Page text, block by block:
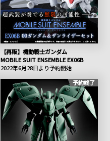
【再販】機動戦士ガンダム
MOBILE SUIT ENSEMBLE EX06B
2022年6月28日より予約開始
予約終了